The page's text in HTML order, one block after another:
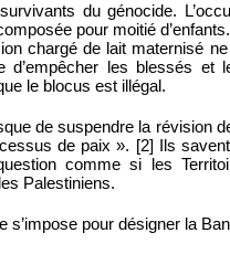
du génocide.
pour moitié d’enfants.
chargé de lait maternisé
d’empêcher les blessés et
le blocus est illégal.
de suspendre la révision
de paix ». [2] Ils
comme si les
Palestiniens.
s’impose pour désigner la